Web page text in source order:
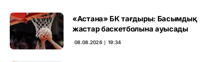
«Астана» БК тағдыры: Басымдық
жастар баскетболына ауысады
08.08.2026 ∣ 19:34